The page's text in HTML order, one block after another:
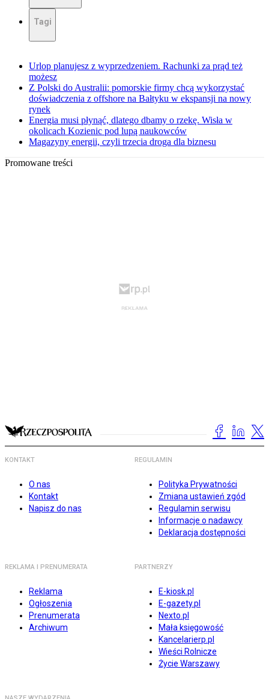
Tagi
Urlop planujesz z wyprzedzeniem. Rachunki za prąd też
możesz
Z Polski do Australii: pomorskie firmy chcą wykorzystać
doświadczenia z offshore na Bałtyku w ekspansji na nowy
rynek
Energia musi płynąć, dlatego dbamy o rzekę. Wisła w
okolicach Kozienic pod lupą naukowców
Magazyny energii, czyli trzecia droga dla biznesu
Promowane treści
KONTAKT
O nas
Kontakt
Napisz do nas
REGULAMIN
Polityka Prywatności
Zmiana ustawień zgód
Regulamin serwisu
Informacje o nadawcy
Deklaracja dostępności
REKLAMA I PRENUMERATA
Reklama
Ogłoszenia
Prenumerata
Archiwum
PARTNERZY
E-kiosk.pl
E-gazety.pl
Nexto.pl
Mała księgowość
Kancelarierp.pl
Wieści Rolnicze
Życie Warszawy